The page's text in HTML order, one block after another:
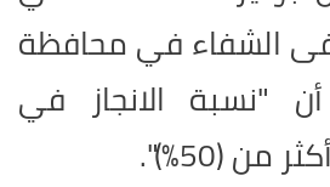
الشفاء في محافظة
أن "نسبة الانجاز في
(50%)".